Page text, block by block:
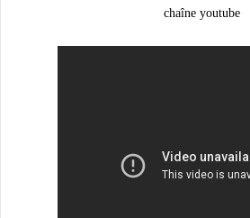
chaîne youtube